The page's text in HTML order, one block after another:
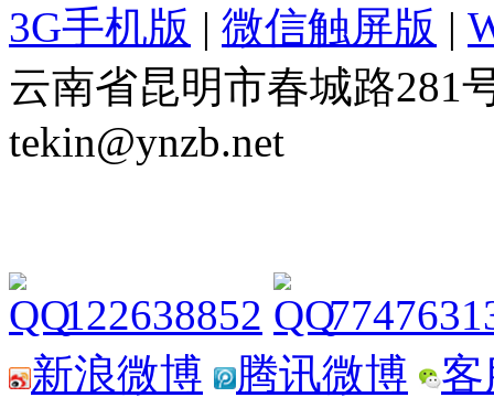
3G手机版 | 微信触屏版 |
云南省昆明市春城路281
tekin@ynzb.net
122638852
新浪微博
腾讯微博